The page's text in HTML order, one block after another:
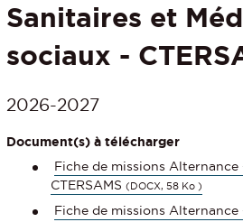
Sanitaires et
sociaux -
2026-2027
Document(s) à télécharger
Fiche de missions Alternance
CTERSAMS (DOCX, 58 Ko )
Fiche de missions Alternance